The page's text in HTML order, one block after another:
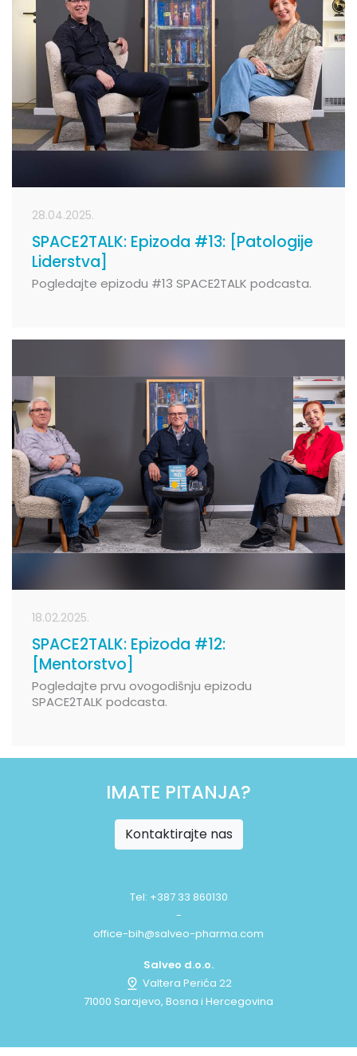
28.04.2025.
SPACE2TALK: Epizoda #13: [Patologije
Liderstva]
Pogledajte epizodu #13 SPACE2TALK podcasta.
18.02.2025.
SPACE2TALK: Epizoda #12:
[Mentorstvo]
Pogledajte prvu ovogodišnju epizodu
SPACE2TALK podcasta.
IMATE PITANJA?
Kontaktirajte nas
Tel: +387 33 860130
-
office-bih@salveo-pharma.com
Salveo d.o.o.
Valtera Perića 22
71000 Sarajevo, Bosna i Hercegovina